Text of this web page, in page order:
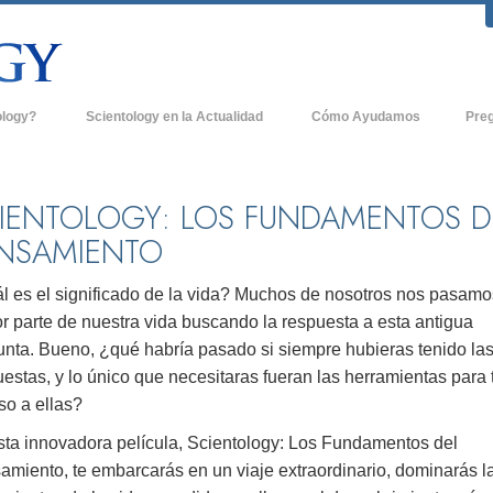
acerca de
de Scientology
es Grandeza?
Scientology en la Actualidad
Organizaciones Avanzadas
Freewinds
Llevando Scientology al Mundo
David Miscavige - Líder Eclesiástico de
Cómo Ayudamos
LOS FUNDAMENTOS
es el significado de la vida? Muchos de nosotros nos
parte de nuestra vida buscando la respuesta a esta antigua
Bueno, ¿qué habría pasado si siempre hubieras tenido las
y lo único que necesitaras fueran las herramientas para
a ellas?
innovadora película, Scientology: Los Fundamentos del
te embarcarás en un viaje extraordinario, dominarás